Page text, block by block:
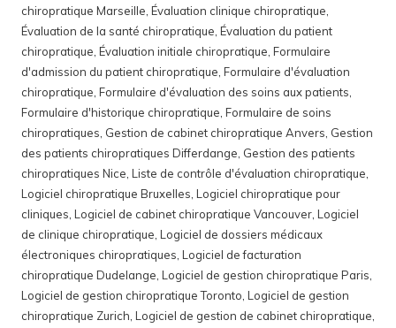
chiropratique Marseille Évaluation clinique chiropratique
Évaluation de la santé chiropratique Évaluation du patient
chiropratique Évaluation initiale chiropratique Formulaire
d'admission du patient chiropratique Formulaire d'évaluation
chiropratique Formulaire d'évaluation des soins aux patients
Formulaire d'historique chiropratique Formulaire de soins
chiropratiques Gestion de cabinet chiropratique Anvers Gestion
des patients chiropratiques Differdange Gestion des patients
chiropratiques Nice Liste de contrôle d'évaluation chiropratique
Logiciel chiropratique Bruxelles Logiciel chiropratique pour
cliniques Logiciel de cabinet chiropratique Vancouver Logiciel
de clinique chiropratique Logiciel de dossiers médicaux
électroniques chiropratiques Logiciel de facturation
chiropratique Dudelange Logiciel de gestion chiropratique Paris
Logiciel de gestion chiropratique Toronto Logiciel de gestion
chiropratique Zurich Logiciel de gestion de cabinet chiropratique